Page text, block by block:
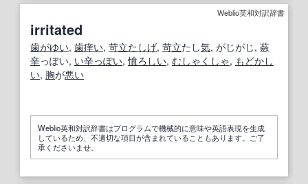
Weblio英和対訳辞書
irritated
歯がゆい, 歯痒い, 苛立たしげ, 苛立たし気, がじがじ, 蘞
辛っぽい, い辛っぽい,憤ろしい, むしゃくしゃ, もどかし
い, 胸が悪い
Weblio英和対訳辞書はプログラムで機械的に意味や英語表現を生成
しているため、不適切な項目が含まれていることもあります。ご了
承くださいませ。